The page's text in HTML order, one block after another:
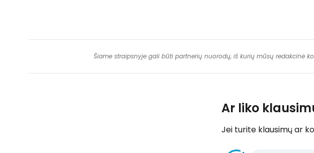
Šiame straipsnyje gali būti partnerių nuorodų, iš kurių mūsų redakcinė
Ar liko
Jei turite klausimų ar